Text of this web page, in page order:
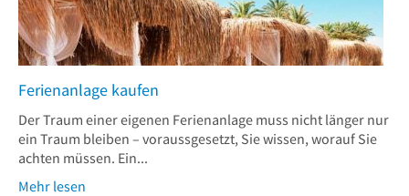
Ferienanlage kaufen
Der Traum einer eigenen Ferienanlage muss nicht länger nur
ein Traum bleiben – voraussgesetzt, Sie wissen, worauf Sie
achten müssen. Ein...
Mehr lesen